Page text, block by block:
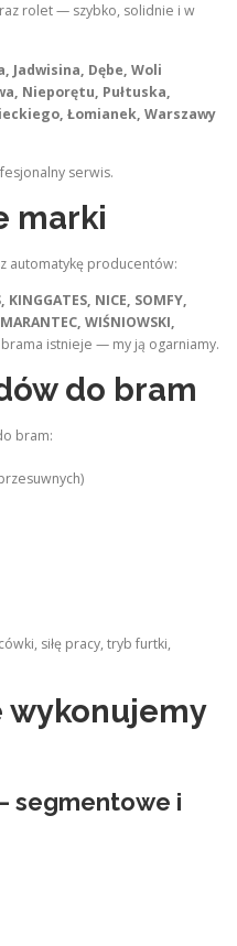
rolet — szybko, solidnie i w
Jadwisina, Dębe, Woli
Nieporętu, Pułtuska,
Łomianek, Warszawy
serwis.
marki
automatykę producentów:
KINGGATES, NICE, SOMFY,
WIŚNIOWSKI,
istnieje — my ją ogarniamy.
do bram
bram:
siłę pracy, tryb furtki,
wykonujemy
segmentowe i